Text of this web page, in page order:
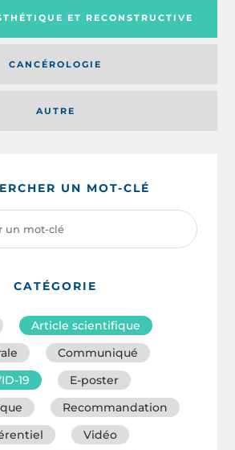
AUTRE
ET RECONSTRUCTIVE
CANCÉROLOGIE
UN MOT-CLÉ
CATÉGORIE
Article scientifique
Communiqué
19
E-poster
Recommandation
Vidéo